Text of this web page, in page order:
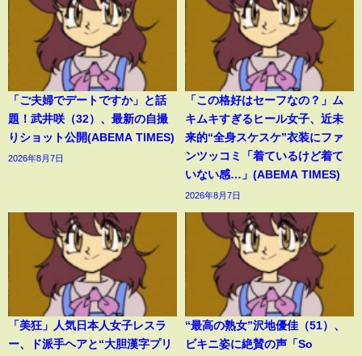
「ご夫婦でデートですか」と話
題！武井咲（32）、最新の自撮
りショット公開(ABEMA TIMES)
2026年8月7日
「この格好はセーフなの？」ム
キムキすぎるヒール女子、近未
来的“全身スケスケ”衣装にファ
ンツッコミ「着ているけど着て
いない感…」(ABEMA TIMES)
2026年8月7日
「美狂」人気日本人女子レスラ
ー、ド派手ヘアと“大胆漢字プリ
“最高の熟女”沢地優佳（51）、
ビキニ姿に絶賛の声「So